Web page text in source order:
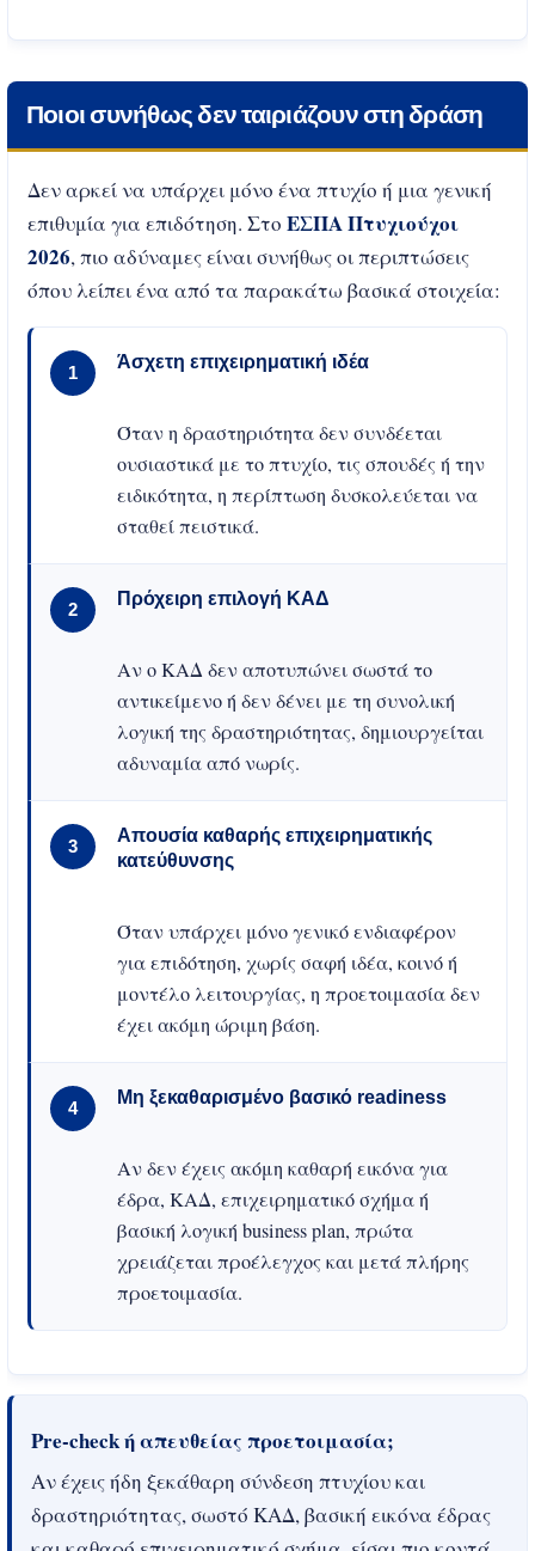
Ποιοι συνήθως δεν ταιριάζουν στη δράση
Δεν αρκεί να υπάρχει μόνο ένα πτυχίο ή μια γενική
επιθυμία για επιδότηση. Στο ΕΣΠΑ Πτυχιούχοι
2026, πιο αδύναμες είναι συνήθως οι περιπτώσεις
όπου λείπει ένα από τα παρακάτω βασικά στοιχεία:
1
Άσχετη επιχειρηματική ιδέα
Όταν η δραστηριότητα δεν συνδέεται
ουσιαστικά με το πτυχίο, τις σπουδές ή την
ειδικότητα, η περίπτωση δυσκολεύεται να
σταθεί πειστικά.
2
Πρόχειρη επιλογή ΚΑΔ
Αν ο ΚΑΔ δεν αποτυπώνει σωστά το
αντικείμενο ή δεν δένει με τη συνολική
λογική της δραστηριότητας, δημιουργείται
αδυναμία από νωρίς.
3
Απουσία καθαρής επιχειρηματικής
κατεύθυνσης
Όταν υπάρχει μόνο γενικό ενδιαφέρον
για επιδότηση, χωρίς σαφή ιδέα, κοινό ή
μοντέλο λειτουργίας, η προετοιμασία δεν
έχει ακόμη ώριμη βάση.
4
Μη ξεκαθαρισμένο βασικό readiness
Αν δεν έχεις ακόμη καθαρή εικόνα για
έδρα, ΚΑΔ, επιχειρηματικό σχήμα ή
βασική λογική business plan, πρώτα
χρειάζεται προέλεγχος και μετά πλήρης
προετοιμασία.
Pre-check ή απευθείας προετοιμασία;
Αν έχεις ήδη ξεκάθαρη σύνδεση πτυχίου και
δραστηριότητας, σωστό ΚΑΔ, βασική εικόνα έδρας